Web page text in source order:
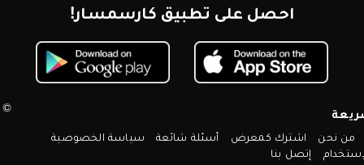
احصل على تطبيق كارسمسار!
من نحن اشترك كمعرض أسئلة شائعة
سياسة الخصوصية
إتصل بنا
© 2026 كارسمسار. جميع